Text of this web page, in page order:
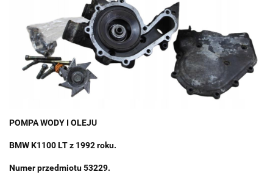
POMPA WODY I OLEJU
BMW K1100 LT z 1992 roku.
Numer przedmiotu 53229.